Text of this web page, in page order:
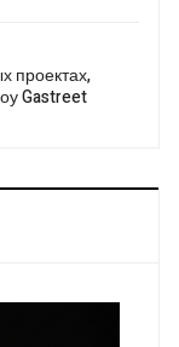
проектах,
Gastreet